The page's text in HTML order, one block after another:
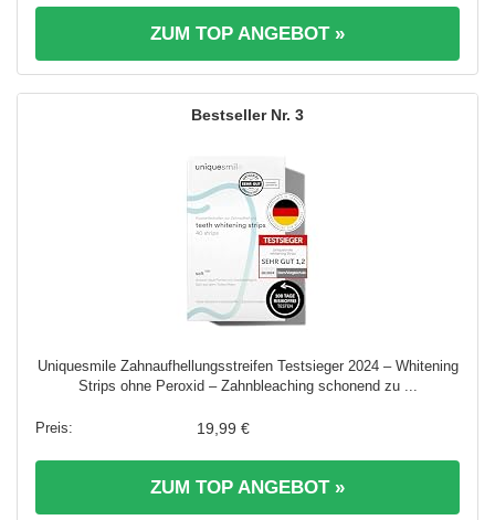
ZUM TOP ANGEBOT »
3
Uniquesmile Zahnaufhellungsstreifen Testsieger 2024 – Whitening
Strips ohne Peroxid – Zahnbleaching schonend zu ...
19,99 €
ZUM TOP ANGEBOT »